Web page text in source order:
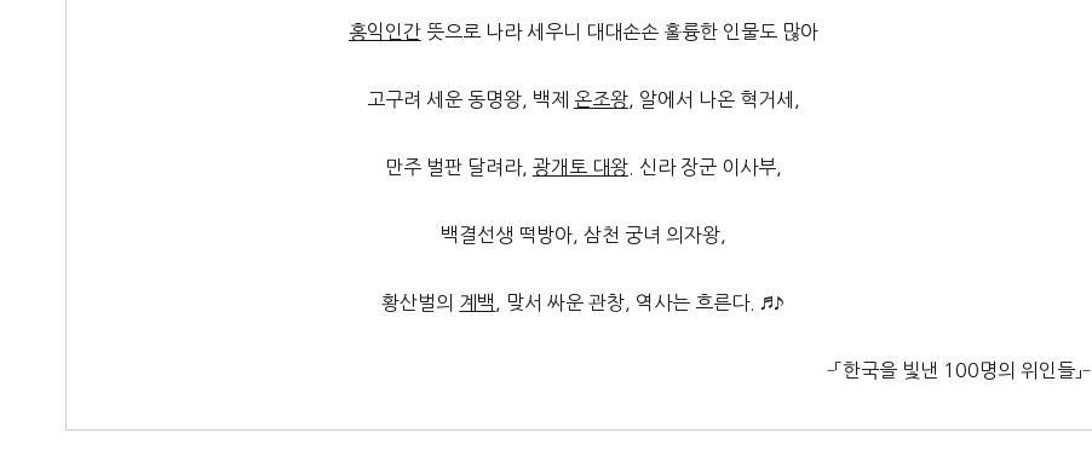
홍익인간뜻으로 나라 세우니 대대손손 훌륭한 인물도 많아
고구려 세운 동명왕, 백제 온조왕, 알에서 나온 혁거세,
만주 벌판 달려라, 광개토 대왕. 신라 장군 이사부,
백결선생 떡방아, 삼천 궁녀 의자왕,
황산벌의 계백 , 맞서 싸운 관창, 역사는 흐른다. ♬♪
‐「한국을 빛낸 100명의 위인들」‐